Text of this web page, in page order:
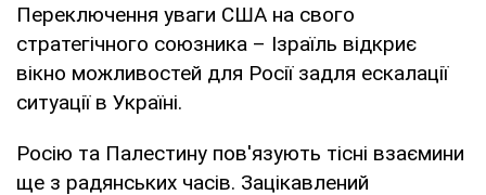
Переключення уваги США на свого
стратегічного союзника – Ізраїль відкриє
вікно можливостей для Росії задля ескалації
ситуації в Україні.
Росію та Палестину пов'язують тісні взаємини
ще з радянських часів. Зацікавлений